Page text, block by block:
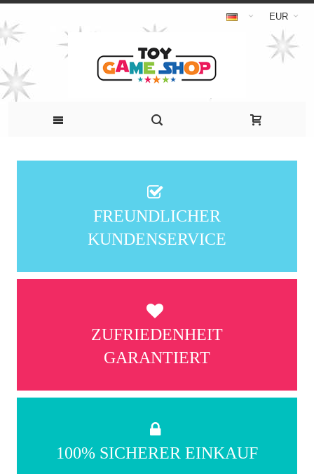
EUR
FREUNDLICHER
KUNDENSERVICE
ZUFRIEDENHEIT
GARANTIERT
100% SICHERER EINKAUF